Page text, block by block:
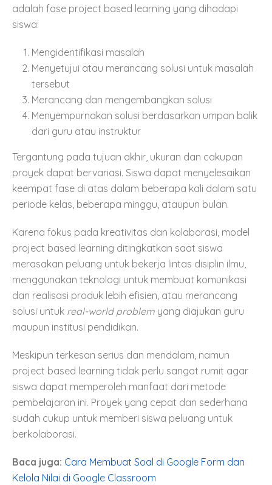
adalah fase project based learning yang dihadapi
siswa:
Mengidentifikasi masalah
Menyetujui atau merancang solusi untuk masalah
tersebut
Merancang dan mengembangkan solusi
Menyempurnakan solusi berdasarkan umpan balik
dari guru atau instruktur
Tergantung pada tujuan akhir, ukuran dan cakupan
proyek dapat bervariasi. Siswa dapat menyelesaikan
keempat fase di atas dalam beberapa kali dalam satu
periode kelas, beberapa minggu, ataupun bulan.
Karena fokus pada kreativitas dan kolaborasi, model
project based learning ditingkatkan saat siswa
merasakan peluang untuk bekerja lintas disiplin ilmu,
menggunakan teknologi untuk membuat komunikasi
dan realisasi produk lebih efisien, atau merancang
solusi untuk real-world problem yang diajukan guru
maupun institusi pendidikan.
Meskipun terkesan serius dan mendalam, namun
project based learning tidak perlu sangat rumit agar
siswa dapat memperoleh manfaat dari metode
pembelajaran ini. Proyek yang cepat dan sederhana
sudah cukup untuk memberi siswa peluang untuk
berkolaborasi.
Baca juga: Cara Membuat Soal di Google Form dan
Kelola Nilai di Google Classroom